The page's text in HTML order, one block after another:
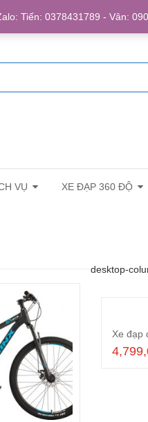
VỤ XE ĐẠP 360 ĐỘ
desktop-
Tiến: 0378431789 - Vân: